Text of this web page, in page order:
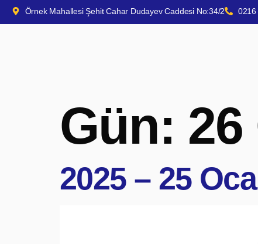
Örnek Mahallesi Şehit Cahar Dudayev Caddesi No:34/2 0216
Gün: 26
2025 – 25